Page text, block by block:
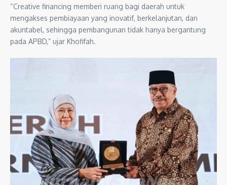
“Creative financing memberi ruang bagi daerah untuk
mengakses pembiayaan yang inovatif, berkelanjutan, dan
akuntabel, sehingga pembangunan tidak hanya bergantung
pada APBD,” ujar Khofifah.